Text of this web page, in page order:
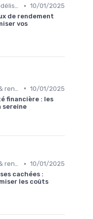
Business plan & modélisation financière • 10/01/2025
de rendement
vos
• 10/01/2025
financière : les
sereine
Création de valeur & rentabilité • 10/01/2025
cachées :
les coûts